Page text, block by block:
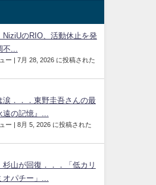
NiziUのRIO、活動休止を発
...
ー | 7月 28, 2026 に投稿された
涙．．．東野圭吾さんの最
遠の記憶』...
ー | 8月 5, 2026 に投稿された
杉山が回復．．．「低カリ
オパチー」...